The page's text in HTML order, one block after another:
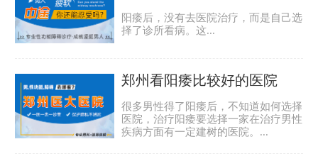
阳痿后，没有去医院治疗，而是自己选
择了诊所看病。这...
郑州看阳痿比较好的医院
很多男性得了阳痿后，不知道如何选择
医院，治疗阳痿要选择一家在治疗男性
疾病方面有一定建树的医院。...